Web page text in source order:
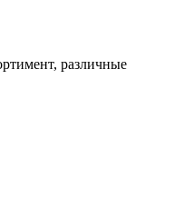
различные